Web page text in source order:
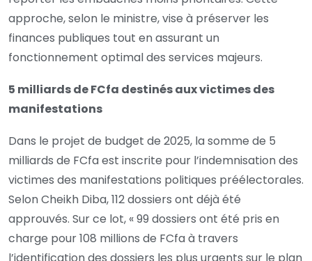
approche, selon le ministre, vise à préserver les
finances publiques tout en assurant un
fonctionnement optimal des services majeurs.
5 milliards de FCfa destinés aux victimes des
manifestations
Dans le projet de budget de 2025, la somme de 5
milliards de FCfa est inscrite pour l’indemnisation des
victimes des manifestations politiques préélectorales.
Selon Cheikh Diba, 112 dossiers ont déjà été
approuvés. Sur ce lot, « 99 dossiers ont été pris en
charge pour 108 millions de FCfa à travers